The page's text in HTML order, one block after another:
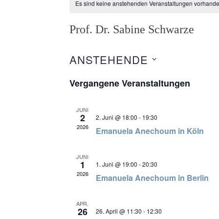
Es sind keine anstehenden Veranstaltungen
Prof. Dr. Sabine Schwarze
ANSTEHENDE
wählen.
Vergangene Veranstaltungen
JUNI
2
2026
2. Juni @ 18:00 - 19:30
Emanuela Anechoum in Köln
JUNI
1
2026
1. Juni @ 19:00 -20:30
Emanuela Anechoum in Berlin
APR.
26 26. April @ 11:30 - 12:30